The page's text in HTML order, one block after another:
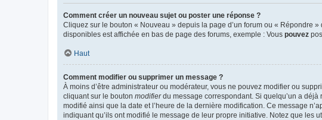
Comment créer un nouveau sujet ou poster une réponse ?
Cliquez sur le bouton « Nouveau » depuis la page d’un forum ou « Répondre
disponibles est affichée en bas de page des forums, exemple : Vous pouvez
Haut
Comment modifier ou supprimer un message ?
À moins d’être administrateur ou modérateur, vous ne pouvez modifier ou
cliquant sur le bouton modifierdu message correspondant. Si quelqu’un a déjà
modifié ainsi que la date et l’heure de la dernière modification. Ce message
indiquant qu’ils ont modifié le message de leur propre initiative. Notez que les